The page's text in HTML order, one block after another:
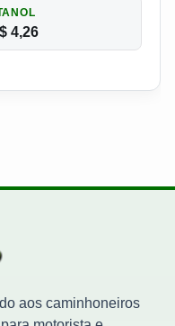
4,26
aos caminhoneiros